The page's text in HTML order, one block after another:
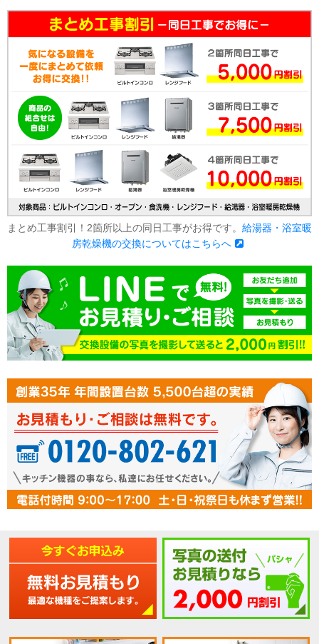
まとめ工事割引！2箇所以上の同日工事がお得です。 給湯器・浴室暖
房乾燥機の交換についてはこちらへ